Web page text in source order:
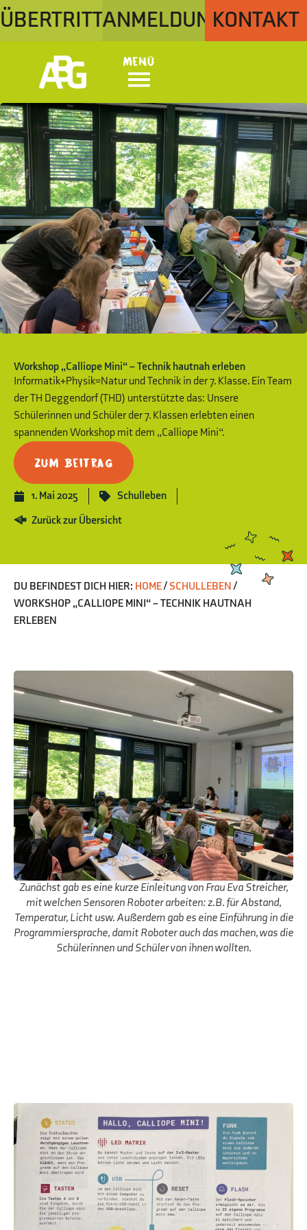
ÜBERTRITTANMELDUNGKONTAKT
Menü
Workshop „Calliope Mini“ – Technik hautnah erleben
Informatik+Physik=Natur und Technik in der 7. Klasse. Ein Team
der TH Deggendorf (THD) unterstützte das: Unsere
Schülerinnen und Schüler der 7. Klassen erlebten einen
spannenden Workshop mit dem „Calliope Mini“.
Zum Beitrag
1. Mai 2025
Schulleben
Zurück zur Übersicht
DU BEFINDEST DICH HIER: HOME/ SCHULLEBEN/
WORKSHOP „CALLIOPE MINI“ – TECHNIK HAUTNAH
ERLEBEN
Zunächst gab es eine kurze Einleitung von Frau Eva Streicher,
mit welchen Sensoren Roboter arbeiten: z.B. für Abstand,
Temperatur, Licht usw. Außerdem gab es eine Einführung in die
Programmiersprache, damit Roboter auch das machen, was die
Schülerinnen und Schüler von ihnen wollten.